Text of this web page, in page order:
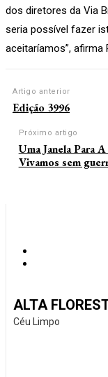
dos diretores da Via
seria possível fazer
aceitaríamos”, afirma
Artigo anterior
Edição 3996
Próximo artigo
Uma Janela Para
Vivamos sem
ALTA
Céu Limpo